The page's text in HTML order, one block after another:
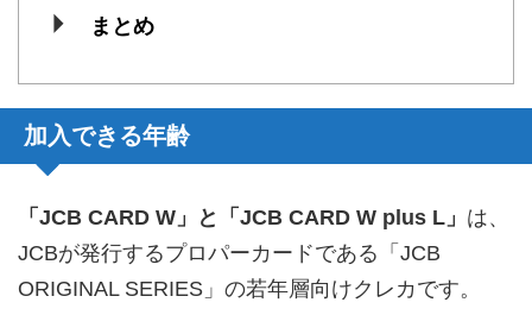
まとめ
加入できる年齢
「JCB CARD W」と「JCB CARD W plus L」 は、
JCBが発行するプロパーカードである「JCB
ORIGINAL SERIES」の若年層向けクレカです。